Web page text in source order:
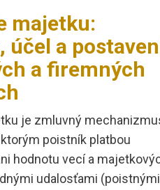
majetku:
účel a
a firemných
je zmluvný
poistník platbou
hodnotu vecí a
udalosťami (poistnými